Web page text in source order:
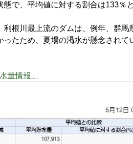
で、平均値に対する割合は133％
根川最上流のダムは、例年、群馬
たため、夏場の渇水が懸念されて
量情報」